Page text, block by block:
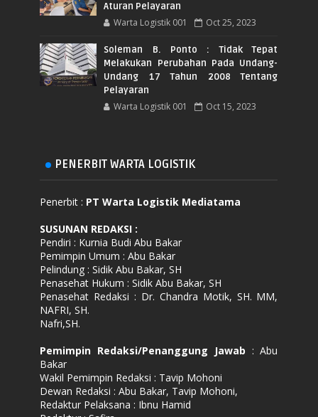
Aturan Pelayaran
Warta Logistik 001 Oct 25, 2023
Soleman B. Ponto : Tidak Tepat
Melakukan Perubahan Pada Undang-
Undang 17 Tahun 2008 Tentang
Pelayaran
Warta Logistik 001 Oct 15, 2023
PENERBIT WARTA LOGISTIK
Penerbit : PT Warta Logistik Mediatama
SUSUNAN REDAKSI :
Pendiri : Kurnia Budi Abu Bakar
Pemimpin Umum : Abu Bakar
Pelindung : Sidik Abu Bakar, SH
Penasehat Hukum : Sidik Abu Bakar, SH
Penasehat Redaksi : Dr. Chandra Motik, SH. MM,
NAFRI, SH.
Nafri,SH.
Pemimpin Redaksi/Penanggung Jawab : Abu
Bakar
Wakil Pemimpin Redaksi : Tavip Mohoni
Dewan Redaksi : Abu Bakar, Tavip Mohoni,
Redaktur Pelaksana : Ibnu Hamid